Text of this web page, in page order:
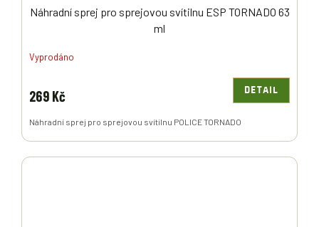
Náhradní sprej pro sprejovou svítilnu ESP TORNADO 63
ml
Vyprodáno
269 Kč DETAIL
Náhradní sprej pro sprejovou svítilnu POLICE TORNADO